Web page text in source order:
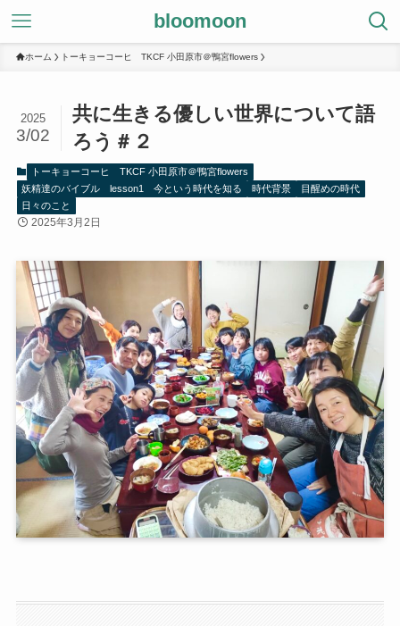
bloomoon
ホーム トーキョーコーヒ TKCF 小田原市＠鴨宮flowers
共に生きる優しい世界について語
ろう＃２
2025
3/02
トーキョーコーヒ TKCF 小田原市＠鴨宮flowers
妖精達のバイブル lesson1 今という時代を知る
時代背景
目醒めの時代
日々のこと
2025年3月2日